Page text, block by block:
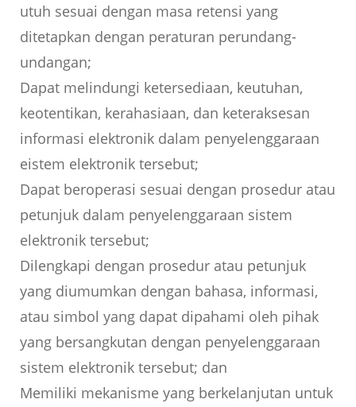
utuh sesuai dengan masa retensi yang
ditetapkan dengan peraturan perundang-
undangan;
Dapat melindungi ketersediaan, keutuhan,
keotentikan, kerahasiaan, dan keteraksesan
informasi elektronik dalam penyelenggaraan
eistem elektronik tersebut;
Dapat beroperasi sesuai dengan prosedur atau
petunjuk dalam penyelenggaraan sistem
elektronik tersebut;
Dilengkapi dengan prosedur atau petunjuk
yang diumumkan dengan bahasa, informasi,
atau simbol yang dapat dipahami oleh pihak
yang bersangkutan dengan penyelenggaraan
sistem elektronik tersebut; dan
Memiliki mekanisme yang berkelanjutan untuk